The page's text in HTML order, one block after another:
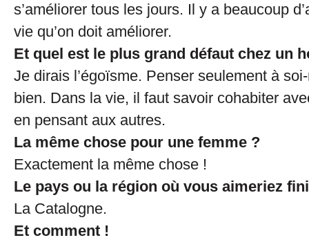
s’améliorer tous les jours. Il y a beaucoup
vie qu’on doit améliorer.
Et quel est le plus grand défaut chez un
Je dirais l’égoïsme. Penser seulement à
bien. Dans la vie, il faut savoir cohabiter
en pensant aux autres.
La même chose pour une femme ?
Exactement la même chose !
Le pays ou la région où vous aimeriez
La Catalogne.
Et comment !